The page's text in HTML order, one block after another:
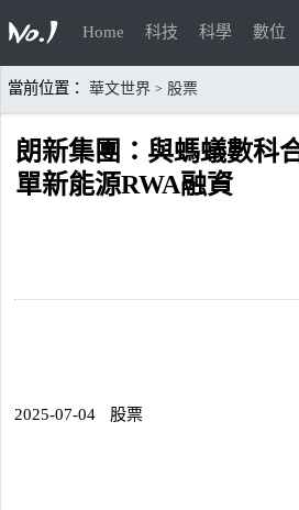
Home 科技 科學 數位
當前位置： 華文世界 > 股票
朗新集團：與螞蟻數科
單新能源RWA融資
2025-07-04 股票